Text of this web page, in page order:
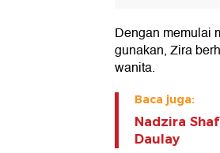
Dengan memulai
gunakan, Zira
wanita.
Baca juga:
Nadzira
Daulay